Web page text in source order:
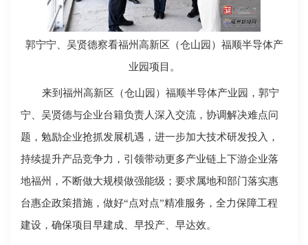
郭宁宁、吴贤德察看福州高新区（仓山园）福顺半导体产
业园项目。
来到福州高新区（仓山园）福顺半导体产业园，郭宁
宁、吴贤德与企业台籍负责人深入交流，协调解决难点问
题，勉励企业抢抓发展机遇，进一步加大技术研发投入，
持续提升产品竞争力，引领带动更多产业链上下游企业落
地福州，不断做大规模做强能级；要求属地和部门落实惠
台惠企政策措施，做好“点对点”精准服务，全力保障工程
建设，确保项目早建成、早投产、早达效。